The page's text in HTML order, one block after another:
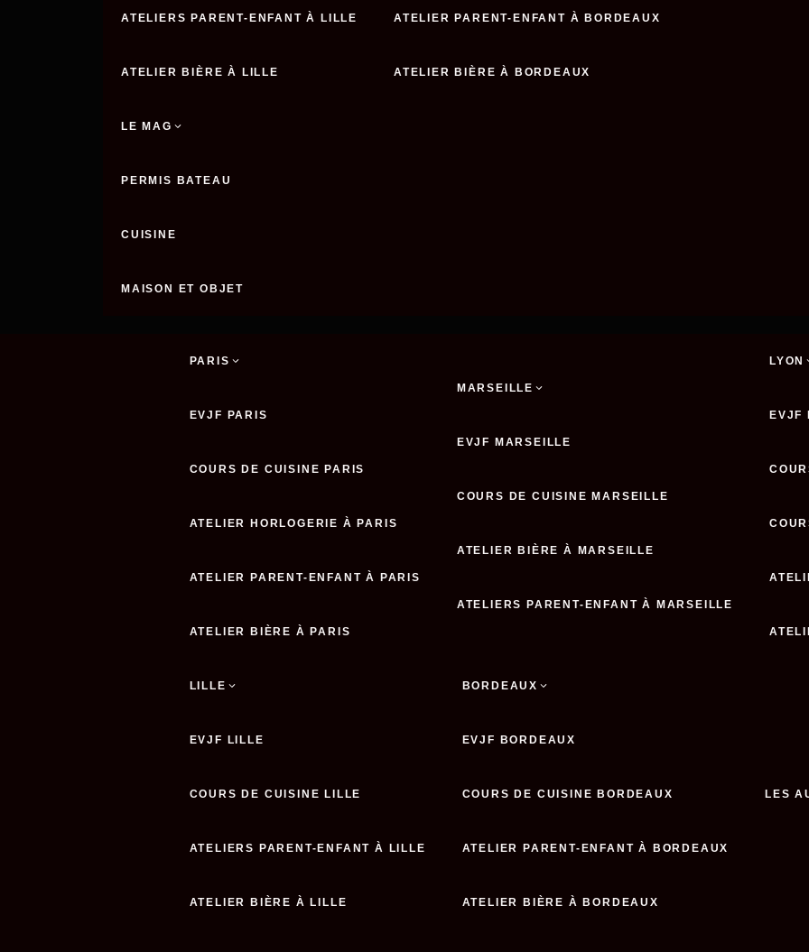
ATELIERS PARENT-ENFANT À LILLE
ATELIER BIÈRE À LILLE
ATELIER PARENT-ENFANT À BORDEAUX
ATELIER BIÈRE À BORDEAUX
LE MAG
PERMIS BATEAU
CUISINE
MAISON ET OBJET
PARIS
EVJF PARIS
COURS DE CUISINE PARIS
ATELIER HORLOGERIE À PARIS
ATELIER PARENT-ENFANT À PARIS
ATELIER BIÈRE À PARIS
MARSEILLE
EVJF MARSEILLE
COURS DE CUISINE MARSEILLE
ATELIER BIÈRE À MARSEILLE
ATELIERS PARENT-ENFANT À MARSEILLE
LYON
EVJF
LILLE
EVJF LILLE
COURS DE CUISINE LILLE
ATELIERS PARENT-ENFANT À LILLE
ATELIER BIÈRE À LILLE
BORDEAUX
EVJF BORDEAUX
COURS DE CUISINE BORDEAUX
ATELIER PARENT-ENFANT À BORDEAUX
ATELIER BIÈRE À BORDEAUX
LES